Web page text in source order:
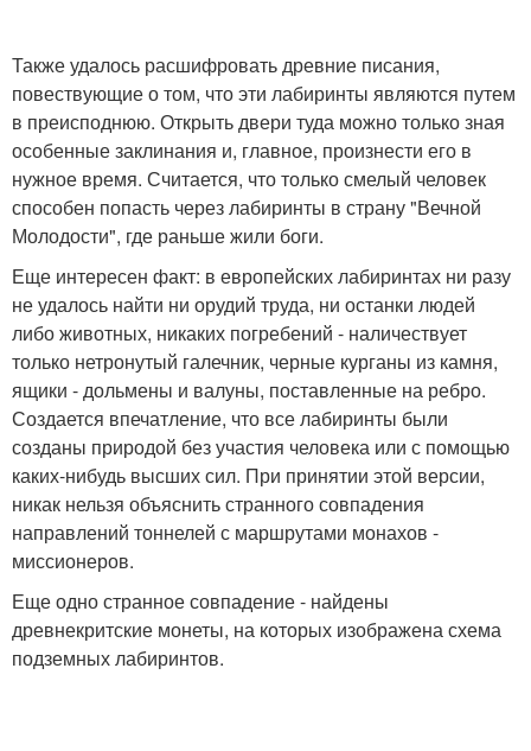
Также удалось расшифровать древние писания,
повествующие о том, что эти лабиринты являются путем
в преисподнюю. Открыть двери туда можно только зная
особенные заклинания и, главное, произнести его в
нужное время. Считается, что только смелый человек
способен попасть через лабиринты в страну "Вечной
Молодости", где раньше жили боги.
Еще интересен факт: в европейских лабиринтах ни разу
не удалось найти ни орудий труда, ни останки людей
либо животных, никаких погребений - наличествует
только нетронутый галечник, черные курганы из камня,
ящики - дольмены и валуны, поставленные на ребро.
Создается впечатление, что все лабиринты были
созданы природой без участия человека или с помощью
каких-нибудь высших сил. При принятии этой версии,
никак нельзя объяснить странного совпадения
направлений тоннелей с маршрутами монахов -
миссионеров.
Еще одно странное совпадение - найдены
древнекритские монеты, на которых изображена схема
подземных лабиринтов.